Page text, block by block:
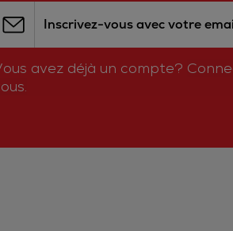
Inscrivez-vous avec votre
avez déjà un compte?